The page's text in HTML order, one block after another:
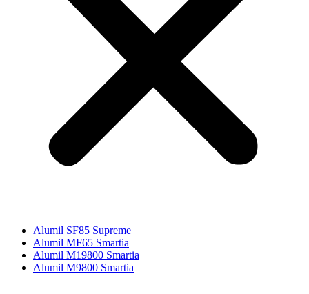
Alumil SF85 Supreme
Alumil MF65 Smartia
Alumil M19800 Smartia
Alumil M9800 Smartia